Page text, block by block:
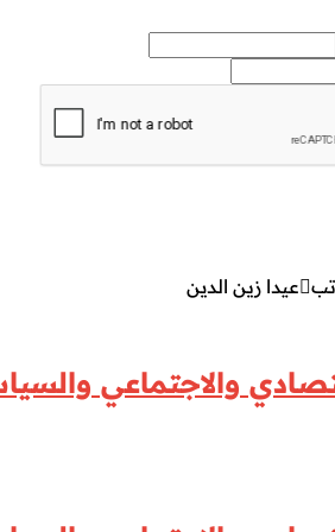
عيدا زين الدين
والاجتماعي